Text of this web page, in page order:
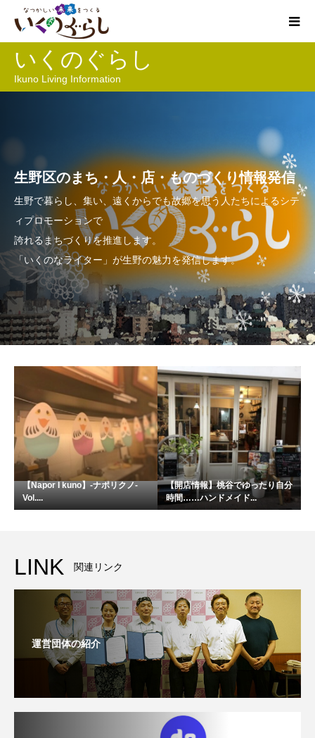
いくのぐらし
Ikuno Living Information
生野区のまち・人・店・ものづくり情報発信
生野で暮らし、集い、遠くからでも故郷を思う人たちによるシテ
ィプロモーションで
誇れるまちづくりを推進します。
「いくのなライター」が生野の魅力を発信します。
【Napor I kuno】-ナポリクノ-
Vol....
【開店情報】桃谷でゆったり自分
時間……ハンドメイド...
LINK 関連リンク
運営団体の紹介